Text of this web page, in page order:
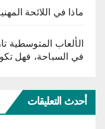
ماذا في اللائحة
في السباحة، فهل
أحدث التعليقات